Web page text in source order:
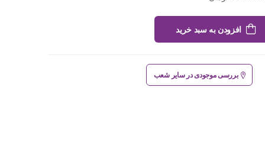
افزودن به سبد خرید
بررسی موجودی در سایر شعب